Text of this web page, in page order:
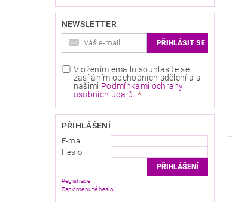
NEWSLETTER
Vložením emailu souhlasíte se
zasíláním obchodních sdělení a s
našimi Podmínkami ochrany
osobních údajů
PŘIHLÁŠENÍ
E-mail
Heslo
Registrace
Zapomenuté heslo